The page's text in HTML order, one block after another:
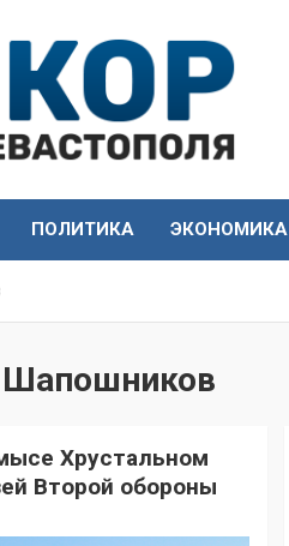
ПОЛИТИКА ЭКОНОМИКА
Хрустальном
Второй обороны